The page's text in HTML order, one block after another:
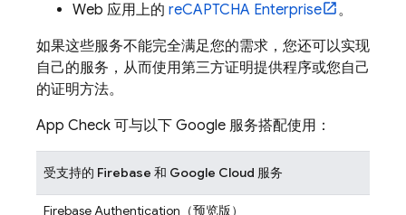
Web 应用上的 reCAPTCHA Enterprise
。
如果这些服务不能完全满足您的需求，您还可以实现
自己的服务，从而使用第三方证明提供程序或您自己
的证明方法。
App Check 可与以下 Google 服务搭配使用：
受支持的 Firebase 和 Google Cloud 服务
Firebase Authentication （预览版）